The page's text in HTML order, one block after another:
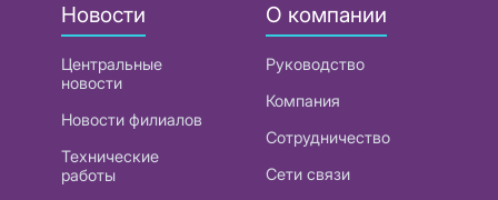
Новости
Центральные
новости
Новости филиалов
Технические
работы
О компании
Руководство
Компания
Сотрудничество
Сети связи